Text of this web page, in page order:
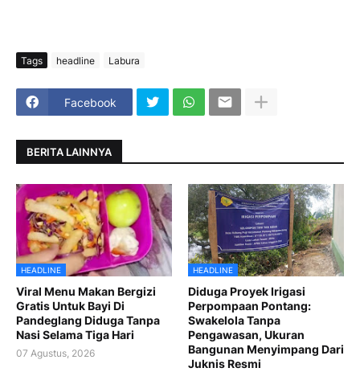
Tags headline Labura
Facebook
BERITA LAINNYA
HEADLINE
Viral Menu Makan Bergizi
Gratis Untuk Bayi Di
Pandeglang Diduga Tanpa
Nasi Selama Tiga Hari
07 Agustus, 2026
HEADLINE
Diduga Proyek Irigasi
Perpompaan Pontang:
Swakelola Tanpa
Pengawasan, Ukuran
Bangunan Menyimpang Dari
Juknis Resmi